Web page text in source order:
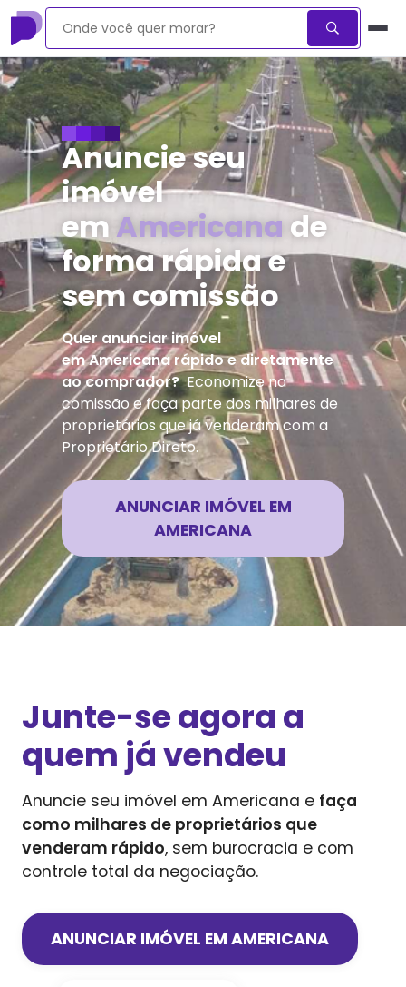
Anuncie seu
imóvel
emAmericana de
forma rápida e
sem comissão
Quer anunciar imóvel
emAmericanarápido e diretamente
ao comprador?Economize na
comissão e faça parte dos milhares de
proprietários que já venderam com a
Proprietário Direto.
ANUNCIAR IMÓVEL EM
AMERICANA
Junte-se agora a
quem já vendeu
Anuncie seu imóvel em Americana e faça
como milhares de proprietários que
venderam rápido, sem burocracia e com
controle total da negociação.
ANUNCIAR IMÓVEL EM AMERICANA